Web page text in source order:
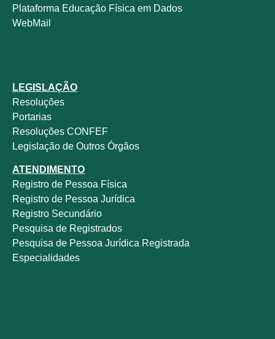
Plataforma Educação Física em Dados
WebMail
LEGISLAÇÃO
Resoluções
Portarias
Resoluções CONFEF
Legislação de Outros Órgãos
ATENDIMENTO
Registro de Pessoa Física
Registro de Pessoa Jurídica
Registro Secundário
Pesquisa de Registrados
Pesquisa de Pessoa Jurídica Registrada
Especialidades